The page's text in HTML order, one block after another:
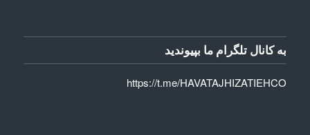
به کانال تلگرام ما بپیوندید
https://t.me/HAVATAJHIZATIEHCO